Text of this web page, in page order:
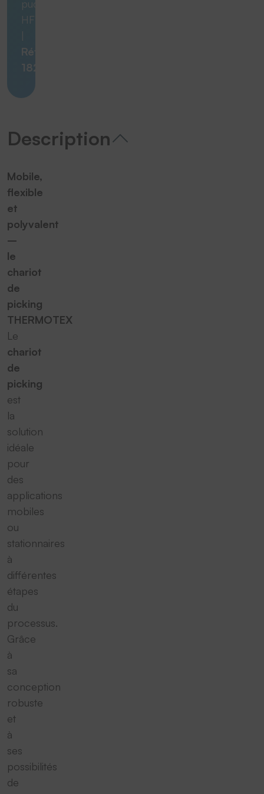
puces
HF
|
Réf.
18260
Description
Mobile,
flexible
et
polyvalent
–
le
chariot
de
picking
THERMOTEX
Le
chariot
de
picking
est
la
solution
idéale
pour
des
applications
mobiles
ou
stationnaires
à
différentes
étapes
du
processus.
Grâce
à
sa
conception
robuste
et
à
ses
possibilités
de